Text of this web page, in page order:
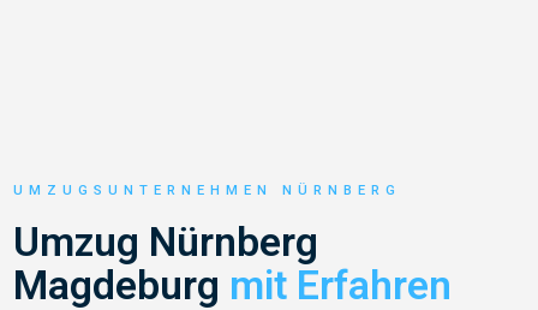
UMZUGSUNTERNEHMEN NÜRNBERG
Umzug Nürnberg
Magdeburg mit Erfahren